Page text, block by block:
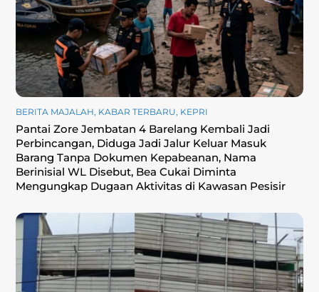
BERITA MAJALAH, KABAR TERBARU, KEPRI
Pantai Zore Jembatan 4 Barelang Kembali Jadi
Perbincangan, Diduga Jadi Jalur Keluar Masuk
Barang Tanpa Dokumen Kepabeanan, Nama
Berinisial WL Disebut, Bea Cukai Diminta
Mengungkap Dugaan Aktivitas di Kawasan Pesisir